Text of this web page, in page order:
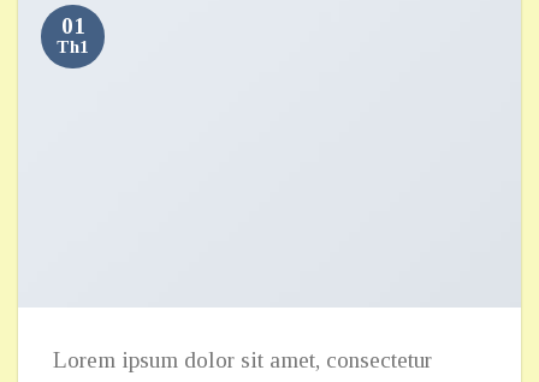
01
Th1
Lorem ipsum dolor sit amet, consectetur